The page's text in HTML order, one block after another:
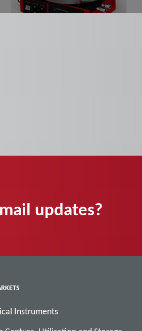
updates?
Instruments